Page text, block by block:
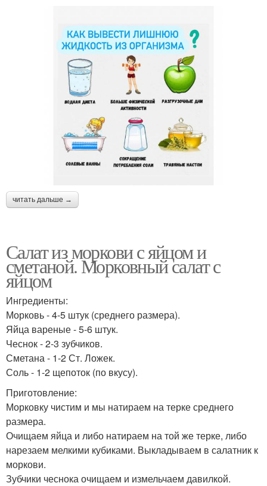
читать дальше →
Салат из моркови с яйцом и
сметаной. Морковный салат с
яйцом
Ингредиенты:
Морковь - 4-5 штук (среднего размера).
Яйца вареные - 5-6 штук.
Чеснок - 2-3 зубчиков.
Сметана - 1-2 Ст. Ложек.
Соль - 1-2 щепоток (по вкусу).
Приготовление:
Морковку чистим и мы натираем на терке среднего
размера.
Очищаем яйца и либо натираем на той же терке, либо
нарезаем мелкими кубиками. Выкладываем в салатник к
моркови.
Зубчики чеснока очищаем и измельчаем давилкой.